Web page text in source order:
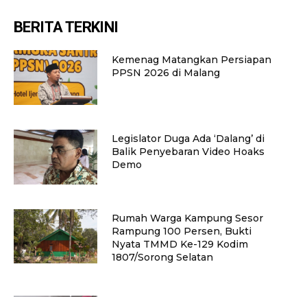
BERITA TERKINI
Kemenag Matangkan Persiapan
PPSN 2026 di Malang
Legislator Duga Ada ‘Dalang’ di
Balik Penyebaran Video Hoaks
Demo
Rumah Warga Kampung Sesor
Rampung 100 Persen, Bukti
Nyata TMMD Ke-129 Kodim
1807/Sorong Selatan